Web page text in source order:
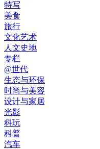
特写
美食
旅行
文化艺术
人文史地
专栏
@世代
生态与环保
时尚与美容
设计与家居
光影
科玩
科普
汽车